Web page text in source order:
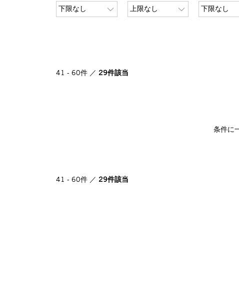
41 - 60件 ／ 29件該当
条件に
41 - 60件 ／ 29件該当